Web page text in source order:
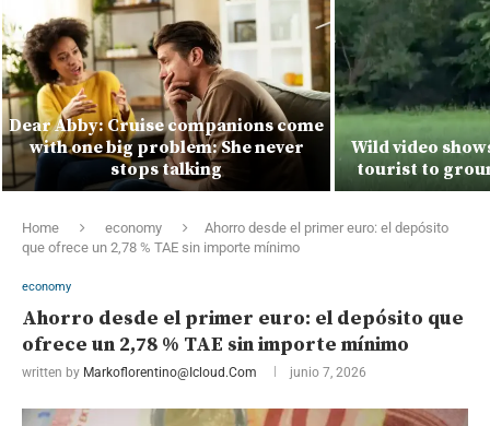
Dear Abby: Cruise companions come
with one big problem: She never
stops talking
Wild video
tourist to
Home economy
Ahorro desde el primer euro: el depósito
que ofrece un 2,78 % TAE sin importe mínimo
economy
Ahorro desde el primer euro: el depósito que
ofrece un 2,78 % TAE sin importe mínimo
written by Markoflorentino@icloud.com junio 7, 2026